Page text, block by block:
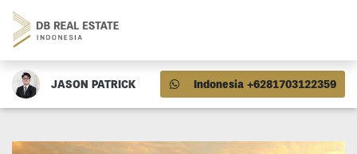
JASON PATRICK Indonesia +6281703122359